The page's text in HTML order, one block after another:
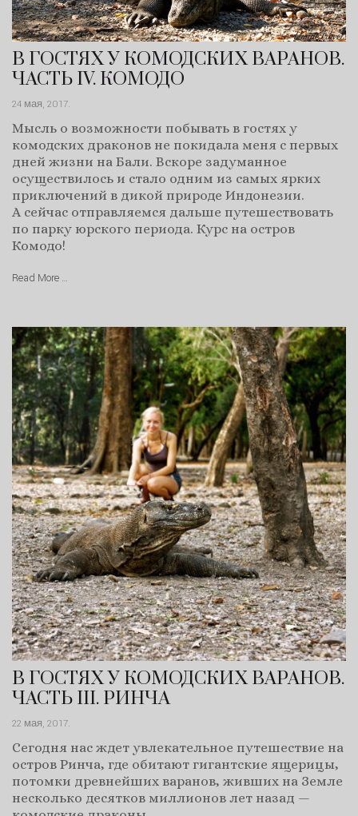
В ГОСТЯХ У КОМОДСКИХ ВАРАНОВ.
ЧАСТЬ IV. КОМОДО
24 мая, 2017.
Мысль о возможности побывать в гостях у
комодских драконов не покидала меня с первых
дней жизни на Бали. Вскоре задуманное
осуществилось и стало одним из самых ярких
приключений в дикой природе Индонезии.
А сейчас отправляемся дальше путешествовать
по парку юрского периода. Курс на остров
Комодо!
Read More …
В ГОСТЯХ У КОМОДСКИХ ВАРАНОВ.
ЧАСТЬ III. РИНЧА
22 мая, 2017.
Сегодня нас ждет увлекательное путешествие на
остров Ринча, где обитают гигантские ящерицы,
потомки древнейших варанов, живших на Земле
несколько десятков миллионов лет назад —